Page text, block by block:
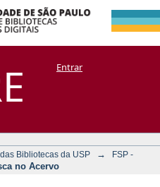
Acervo
+ CoriscoEntrar
Bibliotecas da USP →
FSP -
no Acervo